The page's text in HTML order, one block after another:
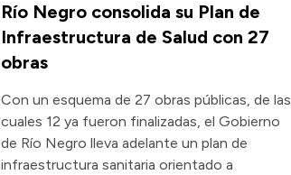
Río Negro consolida su Plan de
Infraestructura de Salud con 27
obras
Con un esquema de 27 obras públicas, de las
cuales 12 ya fueron finalizadas, el Gobierno
de Río Negro lleva adelante un plan de
infraestructura sanitaria orientado a